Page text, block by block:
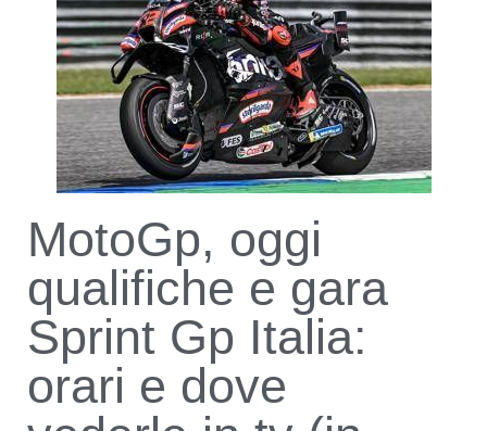
MotoGp, oggi
qualifiche e gara
Sprint Gp Italia:
orari e dove